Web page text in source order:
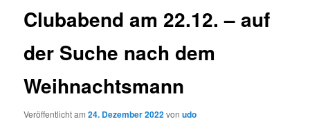
Clubabend am 22.12. – auf
der Suche nach dem
Weihnachtsmann
Veröffentlicht am24. Dezember 2022vonudo